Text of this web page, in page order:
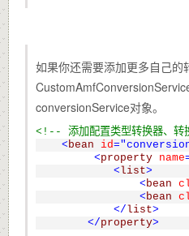
如果你还需要添加更多自己的
conversionService对象。
<!-- 添加配置类型转换器、
< bean id
<property name
<list>
< bean
< bean
</list>
</property>